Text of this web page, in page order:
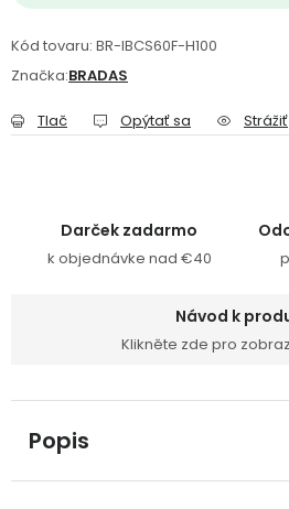
Kód tovaru: BR-IBCS60F-H100
Značka:BRADAS
Tlač Opýtať sa Strážiť
Darček zadarmo
k objednávke nad €40
Návod k
Klikněte zde pro
Popis